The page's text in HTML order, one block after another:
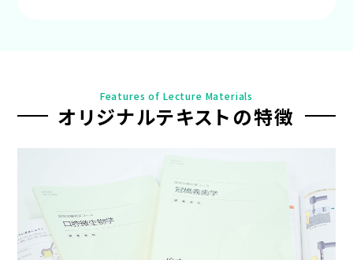
Features of Lecture Materials
オリジナルテキストの特徴